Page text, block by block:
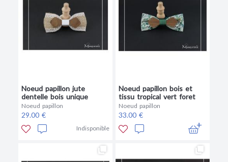
Noeud papillon jute
dentelle bois unique
Noeud papillon
29.00 €
Indisponible
Noeud papillon bois et
tissu tropical vert foret
Noeud papillon
33.00 €